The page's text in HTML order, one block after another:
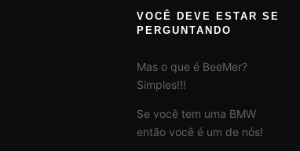
VOCÊ DEVE ESTAR SE
PERGUNTANDO
Mas o que é BeeMer?
Simples!!!
Se você tem uma BMW
então você é um de nós!